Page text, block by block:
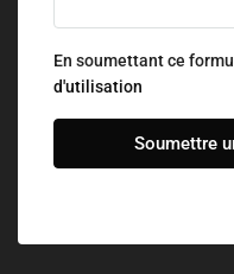
En soumettant ce
d'utilisation
Soumettre